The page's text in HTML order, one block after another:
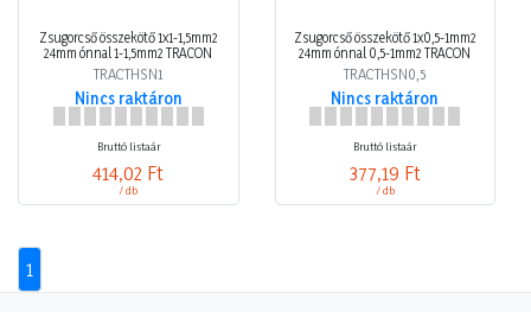
Zsugorcső összekötő 1x1-1,5mm2
24mm ónnal 1-1,5mm2 TRACON
TRACTHSN1
Nincs raktáron
Bruttó listaár
414,02 Ft
/ db
Zsugorcső összekötő 1x0,5-1mm2
24mm ónnal 0,5-1mm2 TRACON
TRACTHSN0,5
Nincs raktáron
Bruttó listaár
377,19 Ft
/ db
1